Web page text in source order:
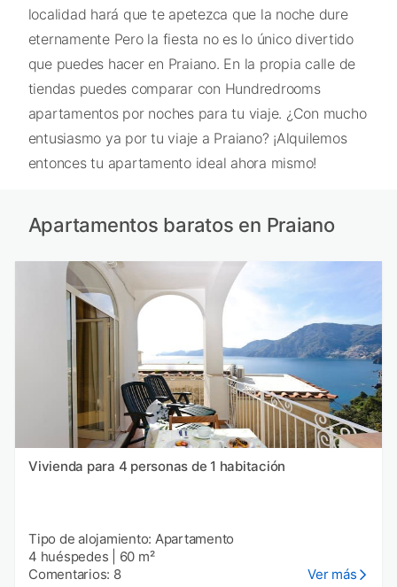
localidad hará que te apetezca que la noche dure
eternamente Pero la fiesta no es lo único divertido
que puedes hacer en Praiano. En la propia calle de
tiendas puedes comparar con Hundredrooms
apartamentos por noches para tu viaje. ¿Con mucho
entusiasmo ya por tu viaje a Praiano? ¡Alquilemos
entonces tu apartamento ideal ahora mismo!
Apartamentos baratos en Praiano
Vivienda para 4 personas de 1 habitación
Tipo de alojamiento: Apartamento
4 huéspedes
60 m²
Comentarios: 8
Ver más